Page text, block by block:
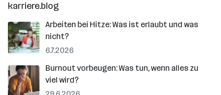
karriere.blog
Arbeiten bei Hitze: Was ist erlaubt und was
nicht?
6.7.2026
Burnout vorbeugen: Was tun, wenn alles zu
viel wird?